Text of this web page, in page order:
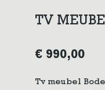
TV
€ 990,00
Tv meubel